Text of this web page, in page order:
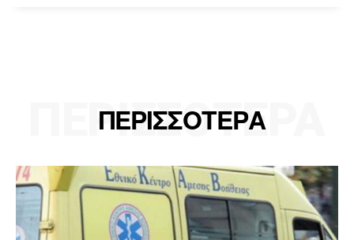
ΠΕΡΙΣΣΟΤΕΡΑ
ΠΕΡΙΣΣΟΤΕΡΑ